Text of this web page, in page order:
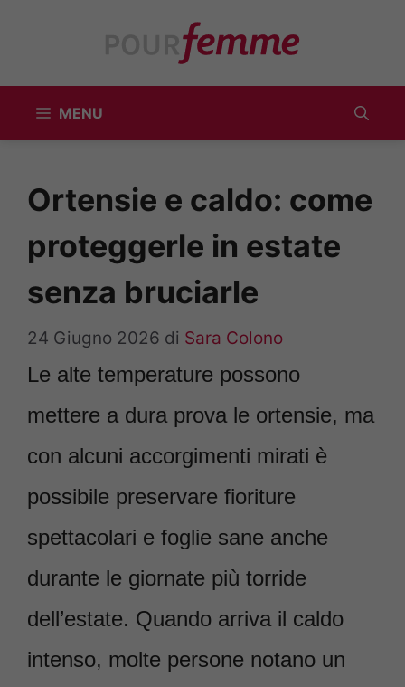
MENU
Ortensie e caldo: come
proteggerle in estate
senza bruciarle
24 Giugno 2026 di Sara Colono
Le alte temperature possono
mettere a dura prova le ortensie, ma
con alcuni accorgimenti mirati è
possibile preservare fioriture
spettacolari e foglie sane anche
durante le giornate più torride
dell’estate. Quando arriva il caldo
intenso, molte persone notano un